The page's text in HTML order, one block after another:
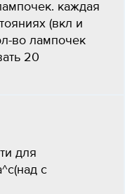
каждая
(вкл и
во лампочек
20
для
с